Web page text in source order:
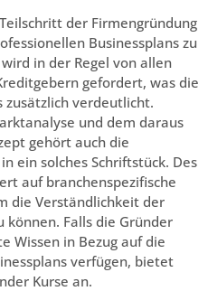
der Firmengründung
Businessplans zu
in der Regel von allen
gefordert, was die
zusätzlich verdeutlicht.
und dem daraus
gehört auch die
ein solches Schriftstück. Des
auf branchenspezifische
die Verständlichkeit der
können. Falls die Gründer
Wissen in Bezug auf die
verfügen, bietet
Kurse an.